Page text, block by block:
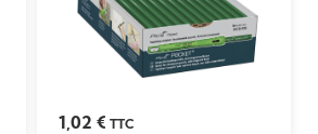
1,02 € TTC